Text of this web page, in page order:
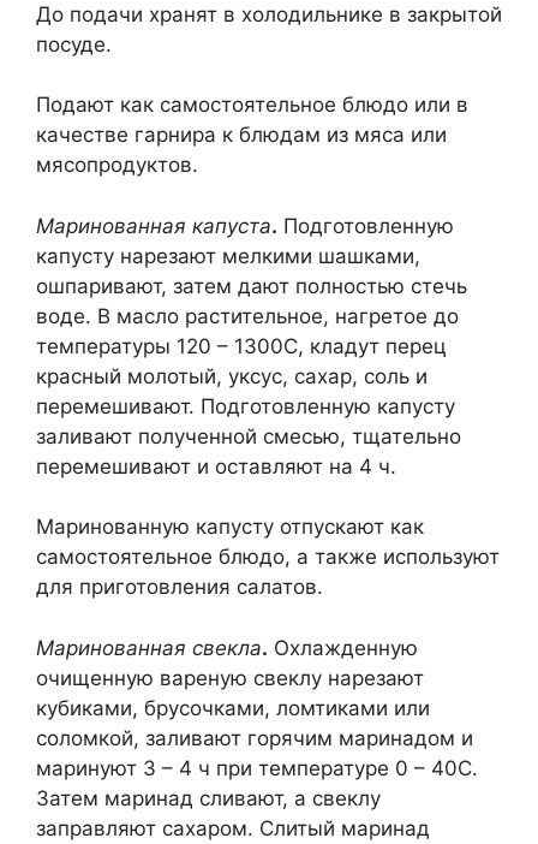
До подачи хранят в холодильнике в закрытой
посуде.
Подают как самостоятельное блюдо или в
качестве гарнира к блюдам из мяса или
мясопродуктов.
Маринованная капуста. Подготовленную
капусту нарезают мелкими шашками,
ошпаривают, затем дают полностью стечь
воде. В масло растительное, нагретое до
температуры 120 – 1300С, кладут перец
красный молотый, уксус, сахар, соль и
перемешивают. Подготовленную капусту
заливают полученной смесью, тщательно
перемешивают и оставляют на 4 ч.
Маринованную капусту отпускают как
самостоятельное блюдо, а также используют
для приготовления салатов.
Маринованная свекла. Охлажденную
очищенную вареную свеклу нарезают
кубиками, брусочками, ломтиками или
соломкой, заливают горячим маринадом и
маринуют 3 – 4 ч при температуре 0 – 40С.
Затем маринад сливают, а свеклу
заправляют сахаром. Слитый маринад